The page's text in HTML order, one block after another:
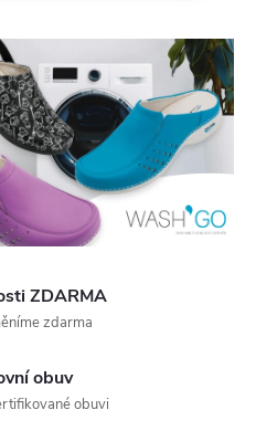
ZDARMA
zdarma
obuv
obuvi